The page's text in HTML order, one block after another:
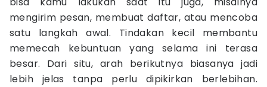
mengirim pesan, membuat daftar, atau mencoba
satu langkah awal. Tindakan kecil membantu
memecah kebuntuan yang selama ini terasa
besar. Dari situ, arah berikutnya biasanya jadi
lebih jelas tanpa perlu dipikirkan berlebihan.